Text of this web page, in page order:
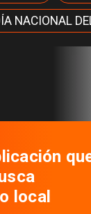
NACIONAL
para
de